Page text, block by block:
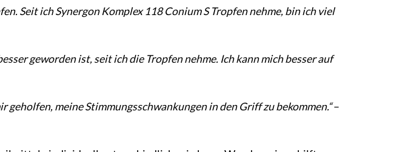
Seit ich Synergon Komplex 118 Conium S Tropfen nehme, bin ich viel
geworden ist, seit ich die Tropfen nehme. Ich kann mich besser auf
geholfen, meine Stimmungsschwankungen in den Griff zu bekommen.“–